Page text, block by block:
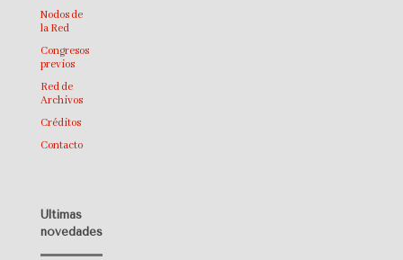
Nodos de
la Red
Congresos
previos
Red de
Archivos
Créditos
Contacto
Últimas
novedades